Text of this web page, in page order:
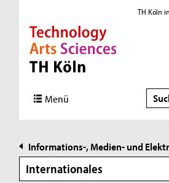
Direkt zur Hauptnavigation
Direkt zur Subnavigation
Direkt zum Inhalt
Direkt zum Fußbereich
TH Köln
Menü Suche
Suche
Informations-, Medien- und
Internationales